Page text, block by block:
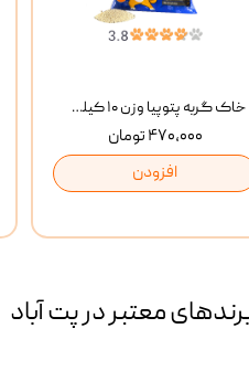
خاک گربه پتوپیا وزن ۱۰ کیلوگرم
۴۷۰,۰۰۰ تومان
افزودن
معتبر در پت آباد